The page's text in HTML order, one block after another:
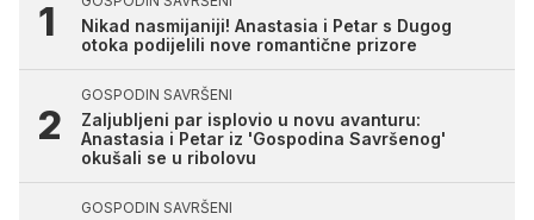
Nikad nasmijaniji! Anastasia i Petar s Dugog
otoka podijelili nove romantične prizore
GOSPODIN SAVRŠENI
Zaljubljeni par isplovio u novu avanturu:
Anastasia i Petar iz 'Gospodina Savršenog'
okušali se u ribolovu
GOSPODIN SAVRŠENI